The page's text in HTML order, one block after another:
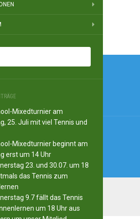
Mixedturnier am
25. Juli mit viel Tennis und
Mixedturnier beginnt am
erst um 14 Uhr
23. und 30.07. um 18
das Tennis zum
9.7 fällt das Tennis
um 18 Uhr aus